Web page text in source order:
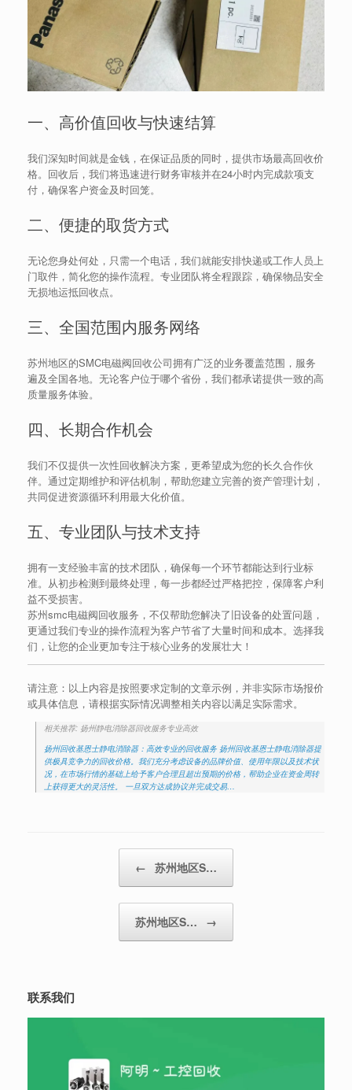
一、高价值回收与快速结算
我们深知时间就是金钱，在保证品质的同时，提供市场最高回收价
格。回收后，我们将迅速进行财务审核并在24小时内完成款项支
付，确保客户资金及时回笼。
二、便捷的取货方式
无论您身处何处，只需一个电话，我们就能安排快递或工作人员上
门取件，简化您的操作流程。专业团队将全程跟踪，确保物品安全
无损地运抵回收点。
三、全国范围内服务网络
苏州地区的SMC电磁阀回收公司拥有广泛的业务覆盖范围，服务
遍及全国各地。无论客户位于哪个省份，我们都承诺提供一致的高
质量服务体验。
四、长期合作机会
我们不仅提供一次性回收解决方案，更希望成为您的长久合作伙
伴。通过定期维护和评估机制，帮助您建立完善的资产管理计划，
共同促进资源循环利用最大化价值。
五、专业团队与技术支持
拥有一支经验丰富的技术团队，确保每一个环节都能达到行业标
准。从初步检测到最终处理，每一步都经过严格把控，保障客户利
益不受损害。
苏州smc电磁阀回收服务，不仅帮助您解决了旧设备的处置问题，
更通过我们专业的操作流程为客户节省了大量时间和成本。选择我
们，让您的企业更加专注于核心业务的发展壮大！
请注意：以上内容是按照要求定制的文章示例，并非实际市场报价
或具体信息，请根据实际情况调整相关内容以满足实际需求。
相关推荐: 扬州静电消除器回收服务专业高效
扬州回收基恩士静电消除器：高效专业的回收服务 扬州回收基恩士静电消除器提
供极具竞争力的回收价格。我们充分考虑设备的品牌价值、使用年限以及技术状
况，在市场行情的基础上给予客户合理且超出预期的价格，帮助企业在资金周转
上获得更大的灵活性。 一旦双方达成协议并完成交易…
← 苏州地区S…
苏州地区S… →
联系我们